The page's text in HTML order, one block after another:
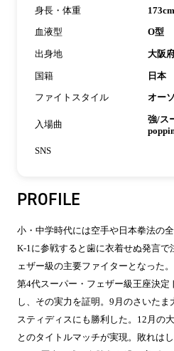
身長・体重
血液型 O型
出身地 大阪
国籍 日本
ファイトスタイル オー
入場曲
強/ス
SNS
PROFILE
小・中学時代には空手や日本拳法の
K-1に参戦すると歯に衣着せぬ発言で
ェザー級の主要ファイターとなった
第4代スーパー・フェザー級王座決定
し、その実力を証明。9月のさいた
スティディスにも勝利した。12月の
とのタイトルマッチが実現。敗れは